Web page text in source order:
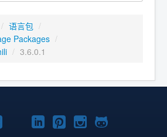
/ 语言包 /
Packages /
/ 3.6.0.1
YouTube
LinkedIn
Pinterest
Instagram
GitHub